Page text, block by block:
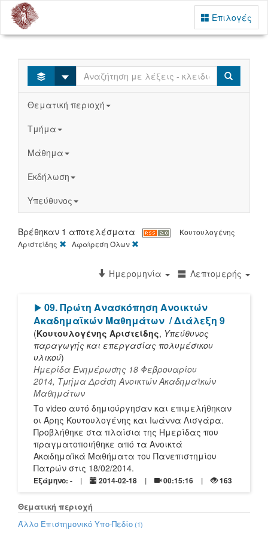
Επιλογές
Select Search
Θεματική περιοχή
Τμήμα
Μάθημα
Εκδήλωση
Υπεύθυνος
Βρέθηκαν 1 αποτελέσματα
Κουτουλογένης
Αριστείδης
[X]Αφαίρεση Όλων
Λεπτομερής
Ημερομηνία
[Play]
09. Πρώτη Ανασκόπηση Ανοικτών
Ακαδημαϊκών Μαθημάτων / Διάλεξη 9
(Κουτουλογένης Αριστείδης, Υπεύθυνος
παραγωγής και επεργασίας πολυμέσικου
υλικού)
Ημερίδα Ενημέρωσης 18 Φεβρουαρίου
2014, Τμήμα Δράση Ανοικτών Ακαδημαϊκών
Μαθημάτων
Το video αυτό δημιούργησαν και επιμελήθηκαν
οι Άρης Κουτουλογένης και Ιωάννα Λισγάρα.
Προβλήθηκε στα πλαίσια της Ημερίδας που
πραγματοποιήθηκε από τα Ανοικτά
Ακαδημαϊκά Μαθήματα του Πανεπιστημίου
Πατρών στις 18/02/2014.
Εξάμηνο: - 2014-02-18 00:15:16 163
Θεματική περιοχή
Άλλο Επιστημονικό Υπο-Πεδίο (1)